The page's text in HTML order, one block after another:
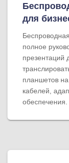
для
полное
презентаций
планшетов
кабелей,